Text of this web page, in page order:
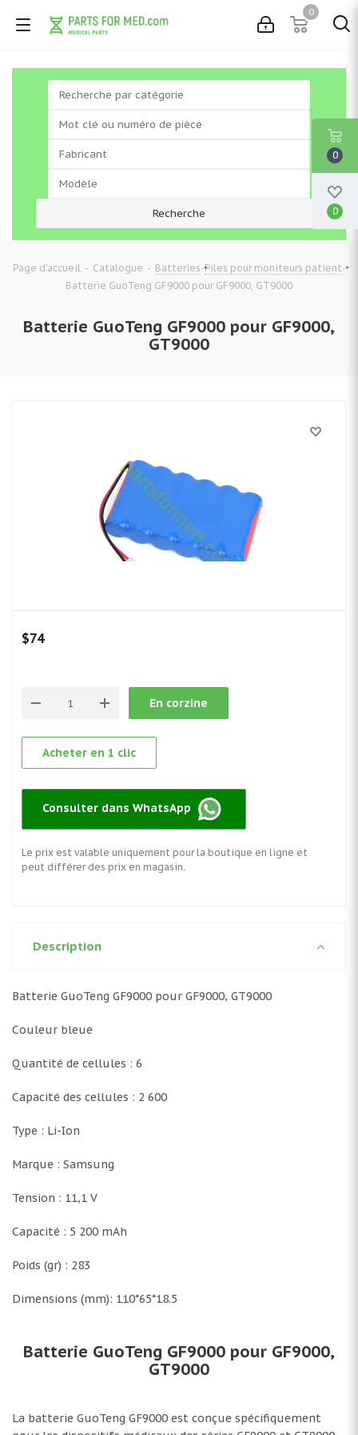
0
Page d'accueil - Catalogue - Batteries-Piles pour moniteurs patient-
Batterie GuoTeng GF9000 pour GF9000, GT9000
Batterie GuoTeng GF9000 pour GF9000,
GT9000
$74
En corzine
Acheter en 1 clic
Consulter dans WhatsApp
Le prix est valable uniquement pour la boutique en ligne et
peut différer des prix en magasin.
Description
Batterie GuoTeng GF9000 pour GF9000, GT9000
Couleur bleue
Quantité de cellules : 6
Capacité des cellules : 2 600
Type : Li-Ion
Marque : Samsung
Tension : 11,1 V
Capacité : 5 200 mAh
Poids (gr) : 283
Dimensions (mm): 110*65*18.5
Batterie GuoTeng GF9000 pour GF9000,
GT9000
La batterie GuoTeng GF9000 est conçue spécifiquement
0
0